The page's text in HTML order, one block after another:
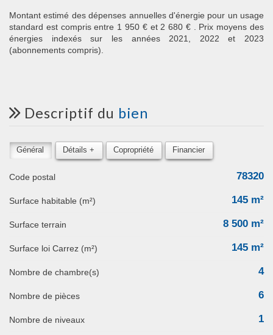
Montant estimé des dépenses annuelles d'énergie pour un usage
standard est compris entre 1 950 € et 2 680 € . Prix moyens des
énergies indexés sur les années 2021, 2022 et 2023
(abonnements compris).
descriptif du bien
Général Détails + Copropriété Financier
Code postal 78320
Surface habitable (m²) 145 m²
surface terrain 8 500 m²
Surface loi Carrez (m²) 145 m²
Nombre de chambre(s) 4
Nombre de pièces 6
Nombre de niveaux 1